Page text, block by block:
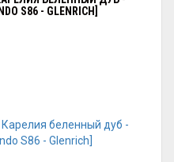
S86 - GLENRICH]